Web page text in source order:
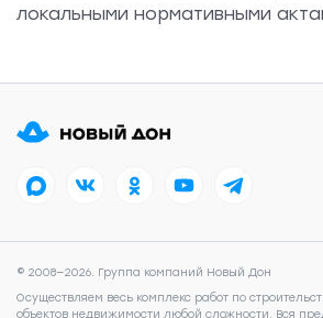
локальными нормативными
© 2008—2026. Группа компаний Новый Дон
Осуществляем весь комплекс работ по
объектов недвижимости любой сложности. Вся